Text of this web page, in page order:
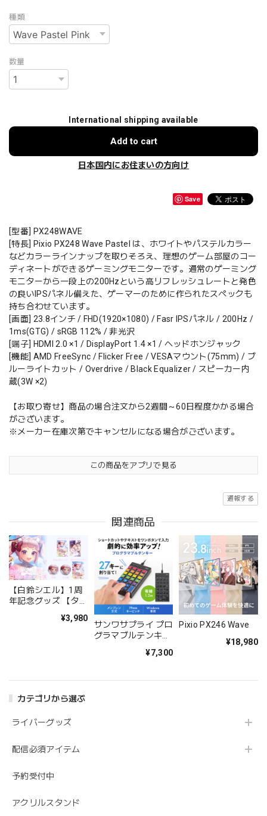
カテゴリから選ぶ
ライバーグッズ
配信必須アイテム
予約受付中
アクリルスタンド
種類
数量
International shipping available
Add to cart
日本国内にお住まいの方向け
Save
[型番] PX248WAVE
[特長] Pixio PX248 Wave Pastel は、ホワイトやパステルカラー
などカラーラインナップを取りそろえ、理想のゲーム部屋のコー
ディネートができるゲーミングモニターです。通常のゲーミング
モニターから一段上の200Hzという高リフレッシュレートと発色
の良いIPSパネル備えた、ゲーマーのために作られたスペックも
持ち合わせています。
[画面] 23.8インチ / FHD(1920×1080) / Fasr IPSパネル / 200Hz /
1ms(GTG) / sRGB 112% / 非光沢
[端子] HDMI 2.0 ×1 / DisplayPort 1.4 ×1 / ヘッドホンジャック
[機能] AMD FreeSync / Flicker Free / VESAマウント(75mm) / ブ
ルーライトカット / Overdrive / Black Equalizer / スピーカー内
蔵(3W ×2)
【お取り寄せ】商品の場合注文から2週間～60日程度かかる場合
がございます。
※メーカー在庫次第でキャンセルになる場合がございます。
この商品をアプリで見る
通報する
関連商品
【白鈴シエル】1周
年記念グッズ 【タペ
¥3,980
サンワサプライ プロ
グラマブルテンキー
¥7,300
Pixio PX246 Wave
¥18,980